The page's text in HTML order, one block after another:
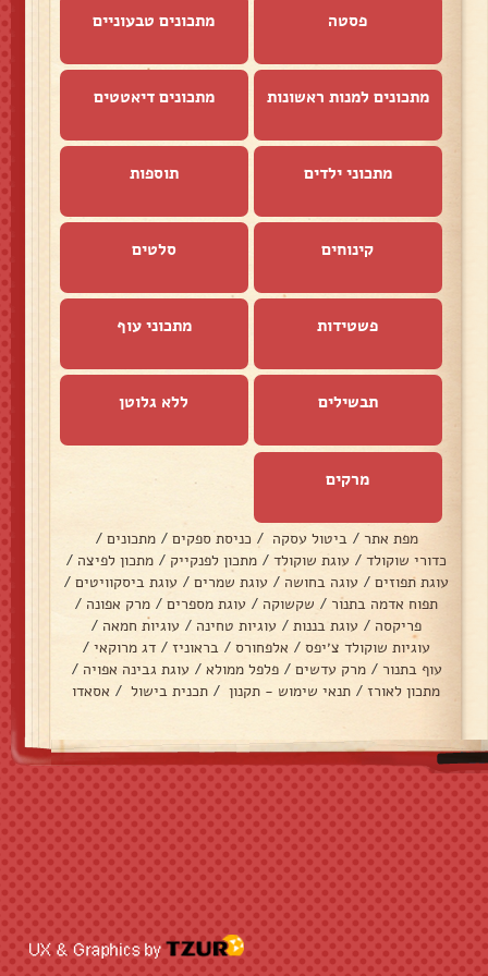
פסטה מתכונים טבעוניים
מתכונים למנות ראשונות מתכונים דיאטטים
מתכוני ילדים תוספות
קינוחים סלטים
פשטידות מתכוני עוף
תבשילים ללא גלוטן
מרקים
מפת אתר / ביטול עסקה / כניסת ספקים / מתכונים /
כדורי שוקולד / עוגת שוקולד / מתכון לפנקייק / מתכון לפיצה /
עוגת תפוזים / עוגה בחושה / עוגת שמרים / עוגת ביסקוויטים /
תפוח אדמה בתנור / שקשוקה / עוגת מספרים / מרק אפונה /
פריקסה / עוגת בננות / עוגיות טחינה / עוגיות חמאה /
עוגיות שוקולד צ׳יפס / אלפחורס / בראוניז / דג מרוקאי /
עוף בתנור / מרק עדשים / פלפל ממולא / עוגת גבינה אפויה /
מתכון לאורז / תנאי שימוש - תקנון / תכנית בישול / אסאדו